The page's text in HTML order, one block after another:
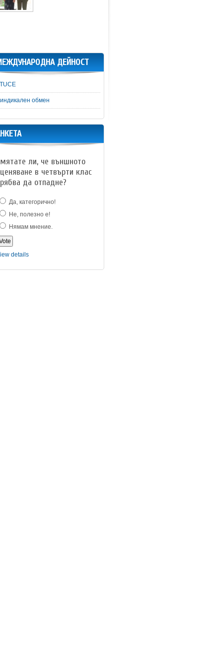
ДЕЙНОСТ
обмен
ли, че външното
в четвърти клас
да отпадне?
Да, категорично!
Не, полезно е!
Нямам мнение.
details